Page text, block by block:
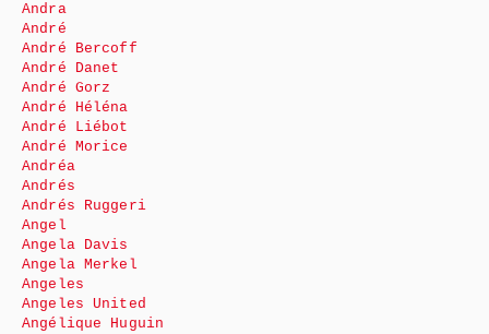
Andra
André
André Bercoff
André Danet
André Gorz
André Héléna
André Liébot
André Morice
Andréa
Andrés
Andrés Ruggeri
Angel
Angela Davis
Angela Merkel
Angeles
Angeles United
Angélique Huguin